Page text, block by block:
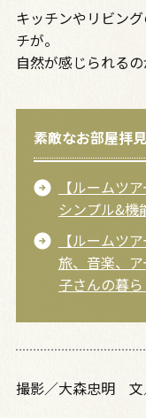
キッチンやリビン
チが。
自然が感じられるの
素敵なお部屋拝見
【ルームツ
シンプル&機
【ルームツア
旅、音楽、
子さんの暮ら
撮影／大森忠明 文